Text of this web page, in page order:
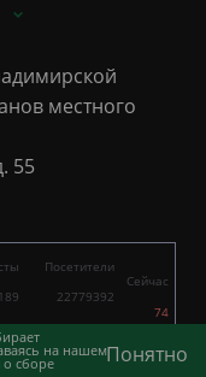
на нашем
сборе Понятно
местного
55
Посетители
22779392
27974
Сейчас
74